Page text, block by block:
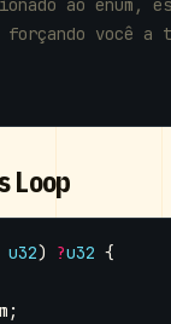
Loop
u32) ?u32 {
;